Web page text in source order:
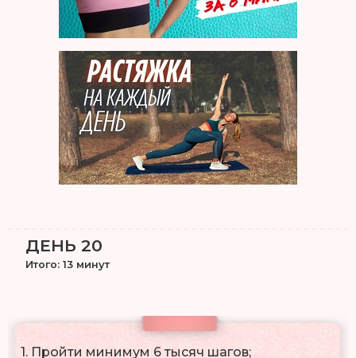
1. Пройти минимум 6 тысяч шагов;
ДЕНЬ 20
Итого: 13 минут